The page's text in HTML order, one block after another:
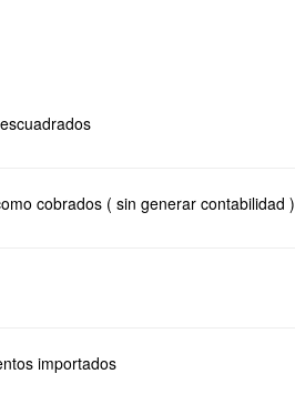
cobrados ( sin generar contabilidad )
importados